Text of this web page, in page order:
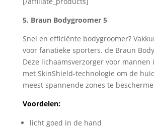
5. Braun Bodygroomer 5
Snel en efficiënte bodygroomer?
voor fanatieke sporters. de Braun
Deze lichaamsverzorger voor mannen
met SkinShield-technologie om de
meest spannende zones te
Voordelen:
licht goed in de hand